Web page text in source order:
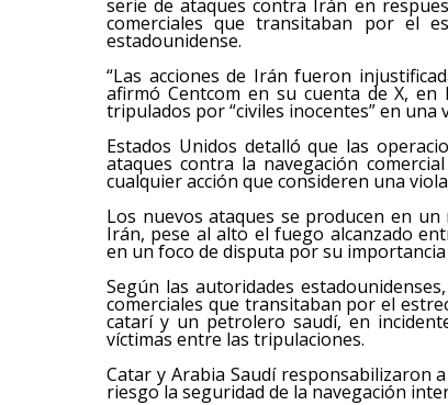
serie de ataques contra Irán en
comerciales que transitaban por el
estadounidense.
“Las acciones de Irán fueron
afirmó Centcom en su cuenta de X,
tripulados por “civiles inocentes” en
Estados Unidos detalló que las
ataques contra la navegación
cualquier acción que consideren una
Los nuevos ataques se producen en
Irán, pese al alto el fuego alcanzado
en un foco de disputa por su
Según las autoridades
comerciales que transitaban por el
catarí y un petrolero saudí, en
víctimas entre las tripulaciones.
Catar y Arabia Saudí responsabilizaron
riesgo la seguridad de la navegación